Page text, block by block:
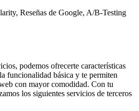
Reseñas de Google, A/B-Testing
podemos ofrecerte características
funcionalidad básica y te permiten
con mayor comodidad. Con tu
los siguientes servicios de terceros